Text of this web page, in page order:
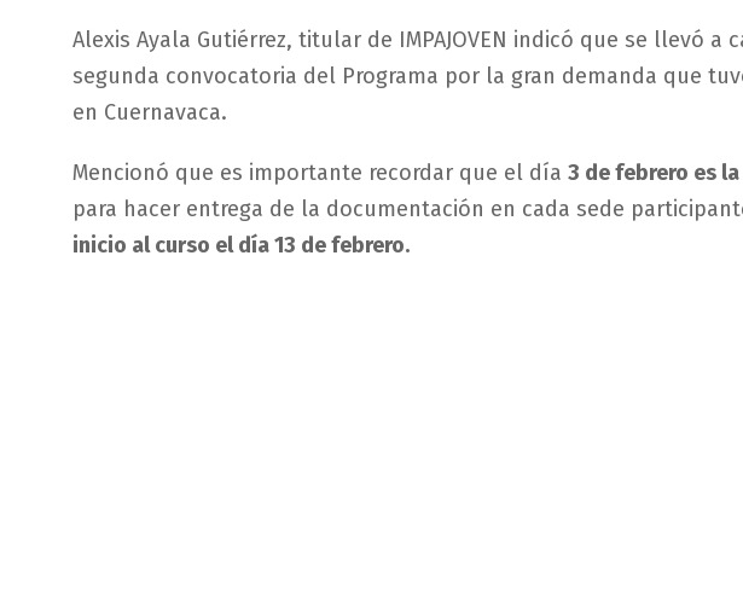
Alexis Ayala Gutiérrez, titular de IMPAJOVEN indicó que se llevó a
segunda convocatoria del Programa por la gran demanda que
en Cuernavaca.
Mencionó que es importante recordar que el día 3 de febrero es
para hacer entrega de la documentación en cada sede
inicio al curso el día 13 de febrero.